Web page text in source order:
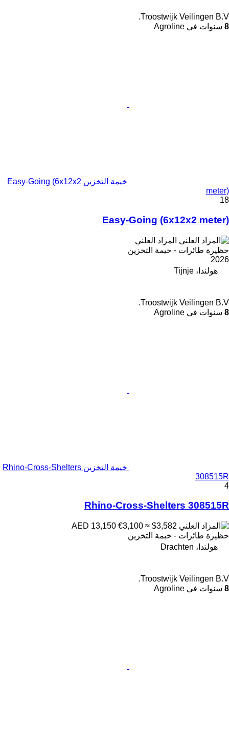
Troostwijk Veilingen B.V.
8 سنوات في Agroline
خيمة التخزين Easy-Going (6x12x2
meter)
18
Easy-Going (6x12x2 meter)
المزاد العلني
حظيرة طائرات - خيمة التخزين
2026
هولندا، Tijnje
Troostwijk Veilingen B.V.
8 سنوات في Agroline
خيمة التخزين Rhino-Cross-Shelters
308515R
4
Rhino-Cross-Shelters 308515R
€3,100 ≈ $3,582
حظيرة طائرات - خيمة التخزين
هولندا، Drachten
Troostwijk Veilingen B.V.
8 سنوات في Agroline